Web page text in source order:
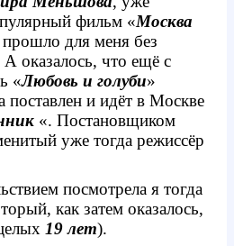
фильм «Москва
для меня без
оказалось, что ещё с
«Любовь и голуби»
поставлен и идёт в Москве
«. Постановщиком
уже тогда режиссёр
посмотрела я тогда
как затем оказалось,
19 лет).